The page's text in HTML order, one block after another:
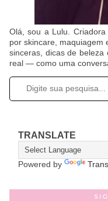
Olá, sou a Lulu.
por skincare, maquiagem
sinceras, dicas de
real — como uma
TRANSLATE
Powered by